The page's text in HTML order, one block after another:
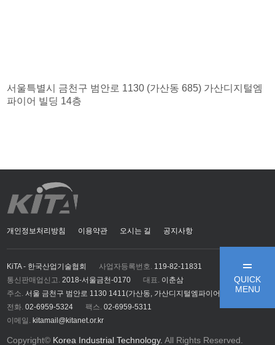
QUICK
MENU
서울특별시 금천구 범안로 1130 (가산동 685) 가산디지털엠
파이어 빌딩 14층
개인정보처리방침 이용약관 오시는 길 공지사항
KiTA - 한국산업기술협회 사업자등록번호. 119-82-11831
통신판매업신고. 2018-서울금천-0170 대표. 이춘삼
주소. 서울 금천구 범안로 1130 1411(가산동, 가산디지털엠파이어)
전화. 02-6959-5324 팩스. 02-6959-5311
이메일. kitamail@kitanet.or.kr
Copyright© Korea Industrial Technology.All Rights Reserved.